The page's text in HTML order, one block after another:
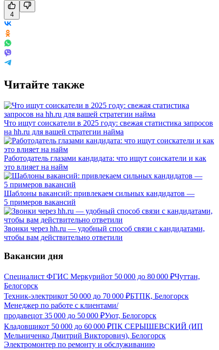
4
Читайте также
Что ищут соискатели в 2025 году: свежая статистика запросов
на hh.ru для вашей стратегии найма
Работодатель глазами кандидата: что ищут соискатели и как
это влияет на найм
Шаблоны вакансий: привлекаем сильных кандидатов —
5 примеров вакансий
Звонки через hh.ru — удобный способ связи с кандидатами,
чтобы вам действительно ответили
Вакансии дня
Специалист ФГИС Меркурийот 50 000 до 80 000 ₽Чуттан,
Белогорск
Техник-электрикот 50 000 до 70 000 ₽БТПК, Белогорск
Менеджер по работе с клиентами/
продавецот 35 000 до 50 000 ₽Уют, Белогорск
Кладовщикот 50 000 до 60 000 ₽ПК СЕРЫШЕВСКИЙ (ИП
Мельниченко Дмитрий Викторович), Белогорск
Электромонтер по ремонту и обслуживанию